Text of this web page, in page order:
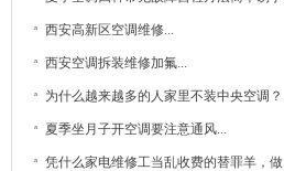
西安高新区空调维修...
西安空调拆装维修加氟...
为什么越来越多的人家里不装中央空调？...
夏季坐月子开空调要注意通风...
凭什么家电维修工当乱收费的替罪羊，做...